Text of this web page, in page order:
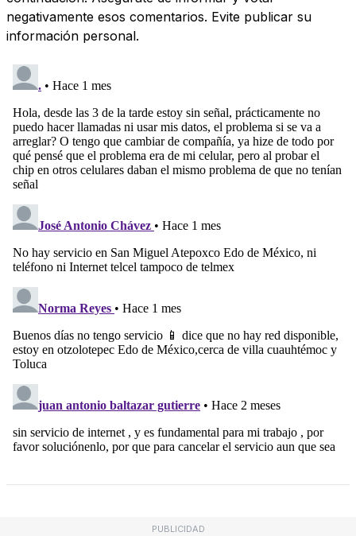
negativamente esos comentarios. Evite publicar su
información personal.
PUBLICIDAD